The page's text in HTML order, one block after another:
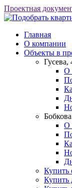
Проектная
Главная
О компании
Объекты в
Гусева,
О
О
Купить
Купить